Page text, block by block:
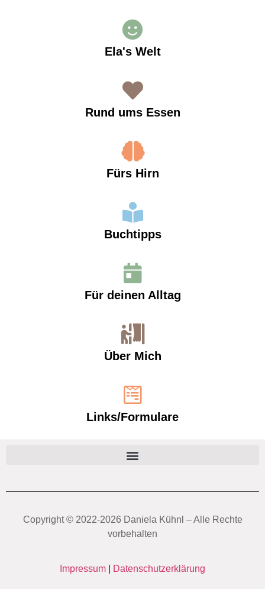
Ela's Welt
Rund ums Essen
Fürs Hirn
Buchtipps
Für deinen Alltag
Über Mich
Links/Formulare
Copyright ©️ 2022-2026 Daniela Kühnl – Alle Rechte
vorbehalten
Impressum Datenschutzerklärung